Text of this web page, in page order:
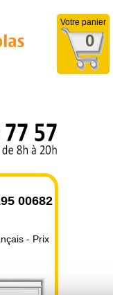
Votre panier
0
00682
- Prix